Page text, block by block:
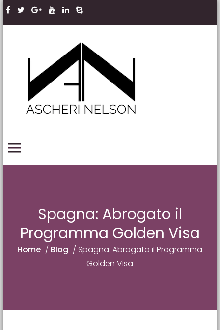
Skip to content
Spagna: Abrogato il
Programma Golden Visa
Home / Blog / Spagna: Abrogato il Programma
Golden Visa